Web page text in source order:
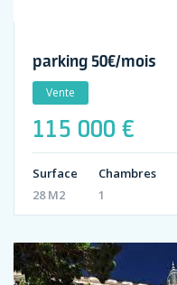
parking 50€/mois
Vente
115 000 €
Surface
28 M2
Chambres
1